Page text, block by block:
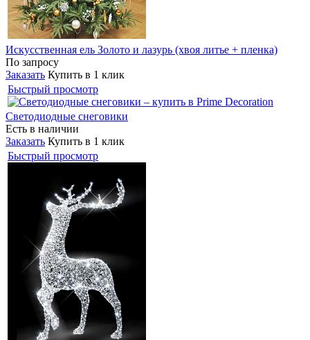
Искусственная ель Золото и лазурь (хвоя литье + пленка)
По запросу
Заказать Купить в 1 клик
Быстрый просмотр
Светодиодные снеговики
Есть в наличии
Заказать Купить в 1 клик
Быстрый просмотр